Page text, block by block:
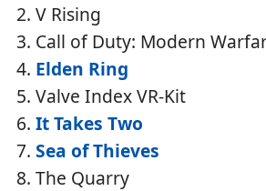
V Rising
Call of Duty: Modern
Elden Ring
Valve Index VR-Kit
It Takes Two
Sea of Thieves
The Quarry